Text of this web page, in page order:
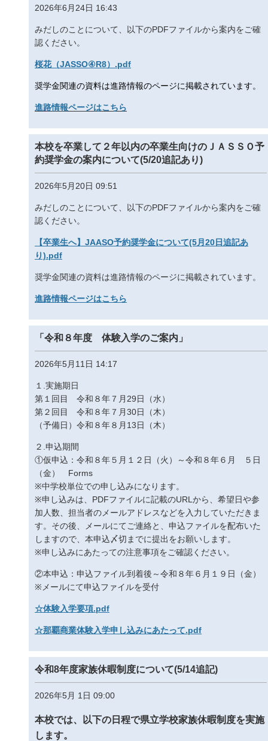
2026年6月24日 16:43
みだしのことについて、以下のPDFファイルから案内をご確
認ください。
桜花（JASSO④R8）.pdf
奨学金関連の資料は進路情報のページに掲載されています。
進路情報ページはこちら
本校を卒業して２年以内の卒業生向けのＪＡＳＳＯ予
約奨学金の案内について(5/20追記あり)
2026年5月20日 09:51
みだしのことについて、以下のPDFファイルから案内をご確
認ください。
【卒業生へ】JAASO予約奨学金について(5月20日追記あ
り).pdf
奨学金関連の資料は進路情報のページに掲載されています。
進路情報ページはこちら
「令和８年度 体験入学のご案内」
2026年5月11日 14:17
１.実施期日
第１回目 令和８年７月29日（水）
第２回目 令和８年７月30日（木）
（予備日）令和８年８月13日（木）
２.申込期間
①仮申込：令和８年５月１２日（火）～令和８年６月 ５日
（金） Forms
※中学校単位での申し込みになります。
※申し込みは、PDFファイルに記載のURLから、希望日や参
加人数、担当者のメールアドレスなどを入力していただきま
す。その後、メールにてご連絡と、申込ファイルを配布いた
しますので、本申込〆切までに提出をお願いします。
※申し込みにあたっての注意事項をご確認ください。
②本申込：申込ファイル到着後～令和８年６月１９日（金）
※メールにて申込ファイルを受付
☆体験入学要項.pdf
☆那覇商業体験入学申し込みにあたって.pdf
令和8年度家族休暇制度について(5/14追記)
2026年5月 1日 09:00
本校では、以下の日程で県立学校家族休暇制度を実施
します。